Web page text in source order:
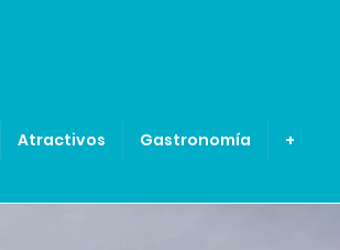
Atractivos Gastronomía +